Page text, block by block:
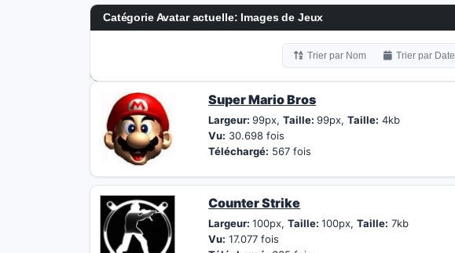
Catégorie Avatar actuelle: Images de Jeux
Trier par Nom Trier par Date
Super Mario Bros
Largeur:99px,Taille:99px,Taille: 4kb
Vu: 30.698 fois
Téléchargé: 567 fois
Counter Strike
Largeur:100px,Taille:100px,Taille: 7kb
Vu: 17.077 fois